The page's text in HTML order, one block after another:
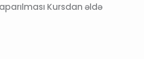
Kursdan əldə